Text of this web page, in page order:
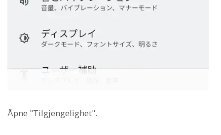
Åpne "Tilgjengelighet".